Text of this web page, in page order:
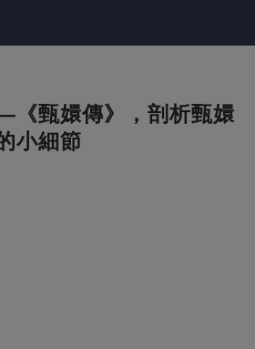
甄嬛傳》，剖析甄嬛
小細節